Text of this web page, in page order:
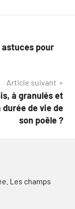
pour
Article suivant
à granulés et
de vie de
son poêle ?
Les champs